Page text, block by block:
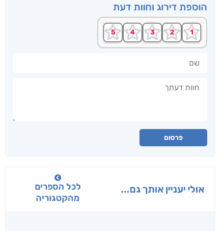
הוספת דירוג וחוות דעת
פרסום
אולי יעניין אותך גם...
לכל הספרים
מהקטגוריה